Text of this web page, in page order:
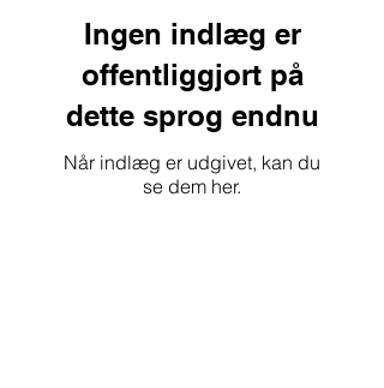
Ingen indlæg er
offentliggjort på
dette sprog endnu
Når indlæg er udgivet, kan du
se dem her.